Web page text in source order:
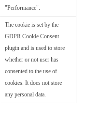
"Performance".
The cookie is set by the
GDPR Cookie Consent
plugin and is used to store
whether or not user has
consented to the use of
cookies. It does not store
any personal data.